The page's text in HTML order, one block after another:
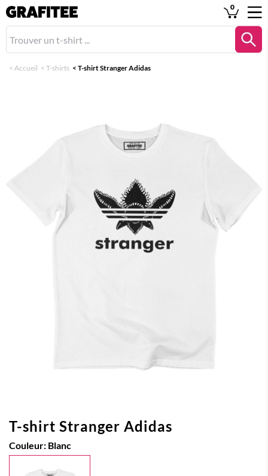
0
< Accueil < T-shirts < T-shirt Stranger Adidas
T-shirt Stranger Adidas
Couleur: Blanc